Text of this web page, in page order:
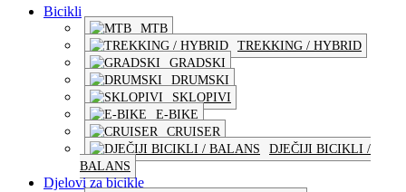
Bicikli
MTB
TREKKING / HYBRID
GRADSKI
DRUMSKI
SKLOPIVI
E-BIKE
CRUISER
DJEČIJI BICIKLI /
BALANS
Djelovi za bicikle